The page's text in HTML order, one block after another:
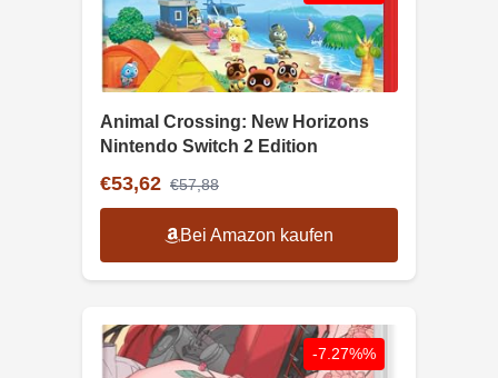
Animal Crossing: New Horizons
Nintendo Switch 2 Edition
€53,62 €57,88
Bei Amazon kaufen
-7.27%%